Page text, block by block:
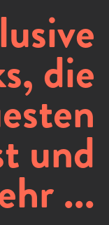
die
und
...